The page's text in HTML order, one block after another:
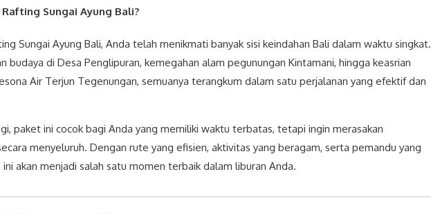
Sungai Ayung Bali?
Sungai Ayung Bali, Anda telah menikmati banyak sisi keindahan Bali dalam waktu singkat.
budaya di Desa Penglipuran, kemegahan alam pegunungan Kintamani, hingga keasrian
Air Terjun Tegenungan, semuanya terangkum dalam satu perjalanan yang efektif dan
paket ini cocok bagi Anda yang memiliki waktu terbatas, tetapi ingin merasakan
menyeluruh. Dengan rute yang efisien, aktivitas yang beragam, serta pemandu yang
ini akan menjadi salah satu momen terbaik dalam liburan Anda.